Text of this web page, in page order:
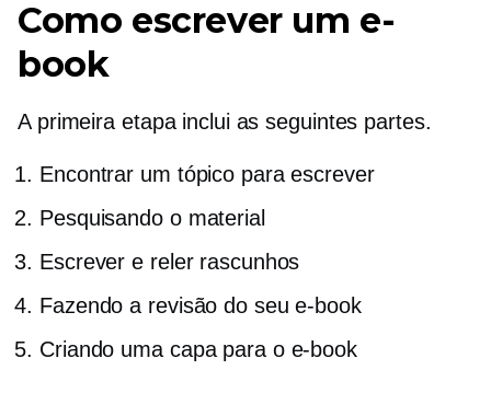
Como escrever um e-
book
A primeira etapa inclui as seguintes partes.
Encontrar um tópico para escrever
Pesquisando o material
Escrever e reler rascunhos
Fazendo a revisão do seu e-book
Criando uma capa para o e-book